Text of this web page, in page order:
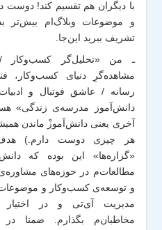
بادیگران همتقسیم کند! دوست
و موضوعات وبلاگ‌ام بیش‌تر
تشریف ببرید این‌جا.
ـ من «تحلیل‌گر کسب‌وکار
مشاهده‌گرِ دنیای کسب‌وکار،
رسانه / عاشق فوتبال و
دانش‌آموز مدرسه‌ی زندگی»
آخری یعنی دانش‌آموزْ ماندن
هر چیزی دوست دارم.) هدف
«گزاره‌ها» این بوده که
مطالعات‌م در حوزه‌های
و توسعه‌ی کسب‌وکار و موضوعات
مدیریت آی‌تی و در
مخاطبان‌م بگذارم. ضمنا در